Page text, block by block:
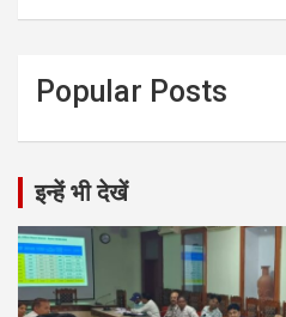
Popular Posts
इन्हें भी देखें